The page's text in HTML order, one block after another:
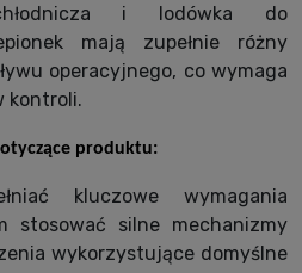
i lodówka do
mają zupełnie różny
operacyjnego, co wymaga
kontroli.
produktu:
kluczowe wymagania
stosować silne mechanizmy
wykorzystujące domyślne